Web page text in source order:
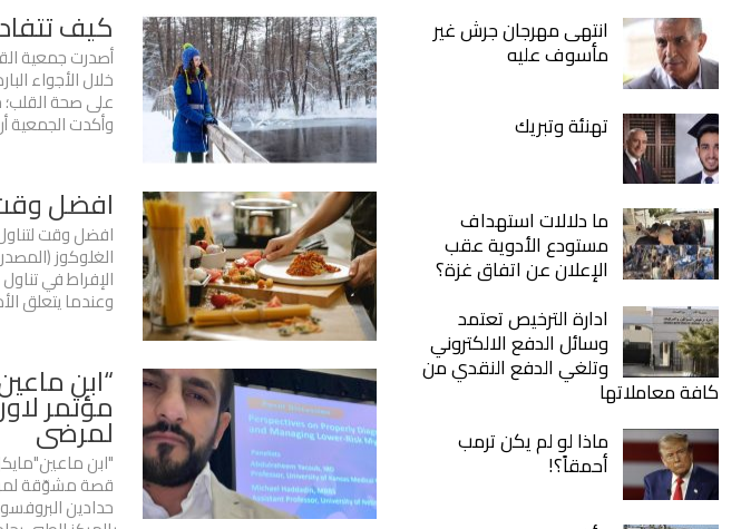
كيف
أصدرت جمعية
خلال الأجواء
على صحة
وأكدت
افضل
افضل وقت
الغلوكوز
الإفراط في
وعندما يتعلق
“ابن
مؤتمر
لمرضى
"ابن
قصة مشوّقة
حدادين
انتهى مهرجان جرش غير
مأسوف عليه
تهنئة وتبريك
ما دلالات استهداف
مستودع الأدوية عقب
الإعلان عن اتفاق غزة؟
ادارة الترخيص تعتمد
وسائل الدفع الالكتروني
وتلغي الدفع النقدي من
كافة معاملاتها
ماذا لو لم يكن ترمب
أحمقاً؟!